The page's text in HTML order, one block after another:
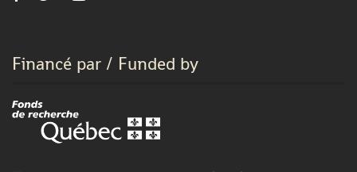
Financé par / Funded by